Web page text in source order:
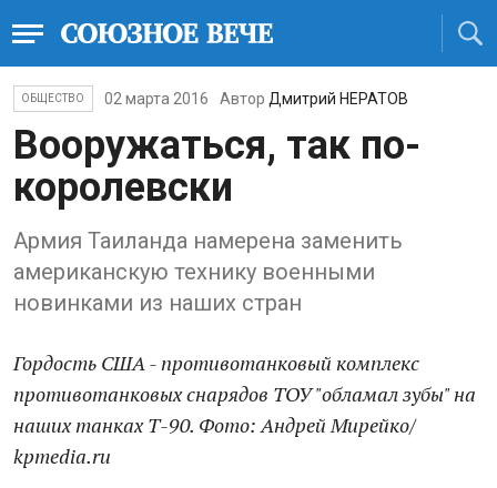
ОБЩЕСТВО 02 марта 2016 Автор Дмитрий НЕРАТОВ
Вооружаться, так по-
королевски
Армия Таиланда намерена заменить
американскую технику военными
новинками из наших стран
Гордость США - противотанковый комплекс
противотанковых снарядов ТОУ "обламал зубы" на
наших танках Т-90. Фото: Андрей Мирейко/
kpmedia.ru